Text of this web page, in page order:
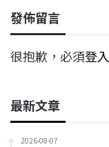
發佈留言
很抱歉，必須登入
最新文章
2026-08-07